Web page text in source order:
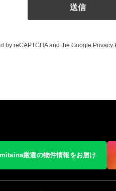
by reCAPTCHA and the Google Privacy
厳選の物件情報をお届け